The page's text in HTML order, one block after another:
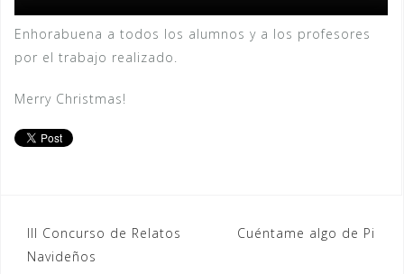
Enhorabuena a todos los alumnos y a los profesores
por el trabajo realizado.
Merry Christmas!
Navegación
de
III Concurso de Relatos
Navideños
Cuéntame algo de Pi